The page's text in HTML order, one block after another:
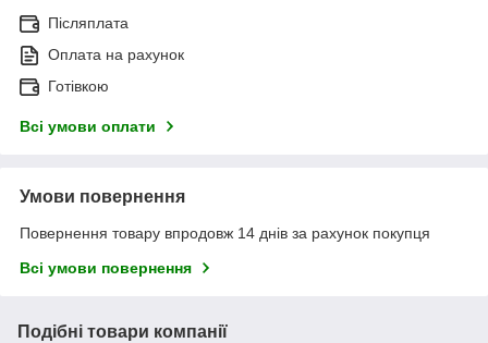
Післяплата
Оплата на рахунок
Готівкою
Всі умови оплати
Умови повернення
Повернення товару впродовж 14 днів за рахунок покупця
Всі умови повернення
Подібні товари компанії